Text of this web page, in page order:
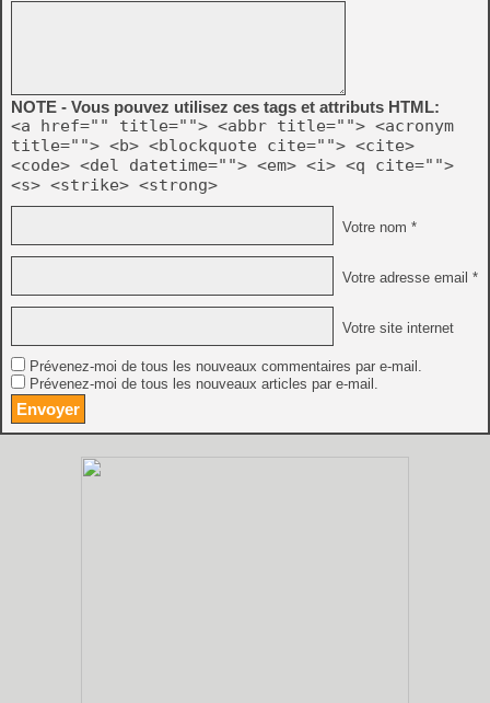
NOTE - Vous pouvez utilisez ces tags et attributs HTML:
<a href="" title=""> <abbr title=""> <acronym
title=""> <b> <blockquote cite=""> <cite>
<code> <del datetime=""> <em> <i> <q cite="">
<s> <strike> <strong>
Votre nom *
Votre adresse email *
Votre site internet
Prévenez-moi de tous les nouveaux commentaires par e-mail.
Prévenez-moi de tous les nouveaux articles par e-mail.